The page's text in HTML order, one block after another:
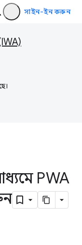
সাইন-ইন করুন
PWA